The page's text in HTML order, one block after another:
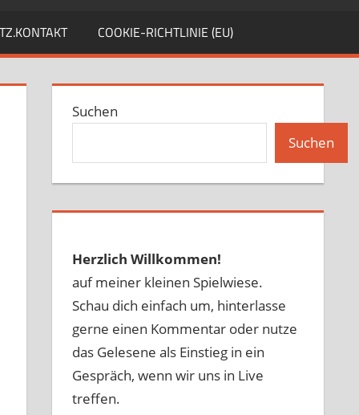
COOKIE-RICHTLINIE (EU)
Suchen
Suchen
Herzlich Willkommen!
auf meiner kleinen Spielwiese.
Schau dich einfach um, hinterlasse
gerne einen Kommentar oder nutze
das Gelesene als Einstieg in ein
Gespräch, wenn wir uns in Live
treffen.